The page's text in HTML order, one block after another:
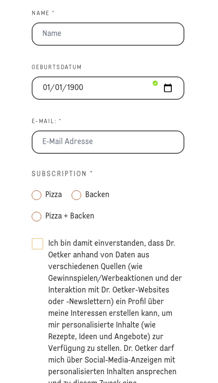
NAME *
GEBURTSDATUM
E-MAIL: *
SUBSCRIPTION *
Pizza Backen
Pizza + Backen
Ich bin damit einverstanden, dass Dr.
Oetker anhand von Daten aus
verschiedenen Quellen (wie
Gewinnspielen/Werbeaktionen und der
Interaktion mit Dr. Oetker-Websites
oder -Newslettern) ein Profil über
meine Interessen erstellen kann, um
mir personalisierte Inhalte (wie
Rezepte, Ideen und Angebote) zur
Verfügung zu stellen. Dr. Oetker darf
mich über Social-Media-Anzeigen mit
personalisierten Inhalten ansprechen